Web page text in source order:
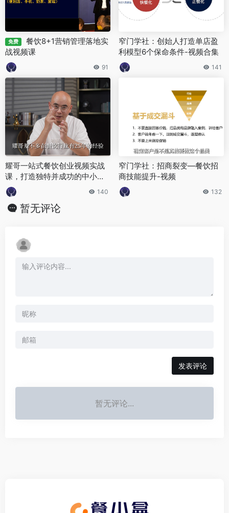
免费
餐饮8+1营销管理落地实
战视频课
91
窄门学社：创始人打造单店盈
利模型6个保命条件-视频合集
141
耀哥一站式餐饮创业视频实战
课，打造独特并成功的中小餐
饮业技术
140
窄门学社：招商裂变—餐饮招
商技能提升-视频
132
暂无评论
发表评论
暂无评论...